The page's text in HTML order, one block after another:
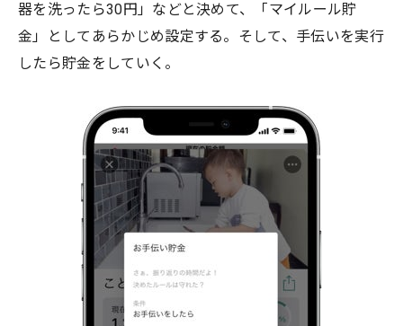
器を洗ったら30円」などと決めて、「マイルール貯
金」としてあらかじめ設定する。そして、手伝いを実行
したら貯金をしていく。